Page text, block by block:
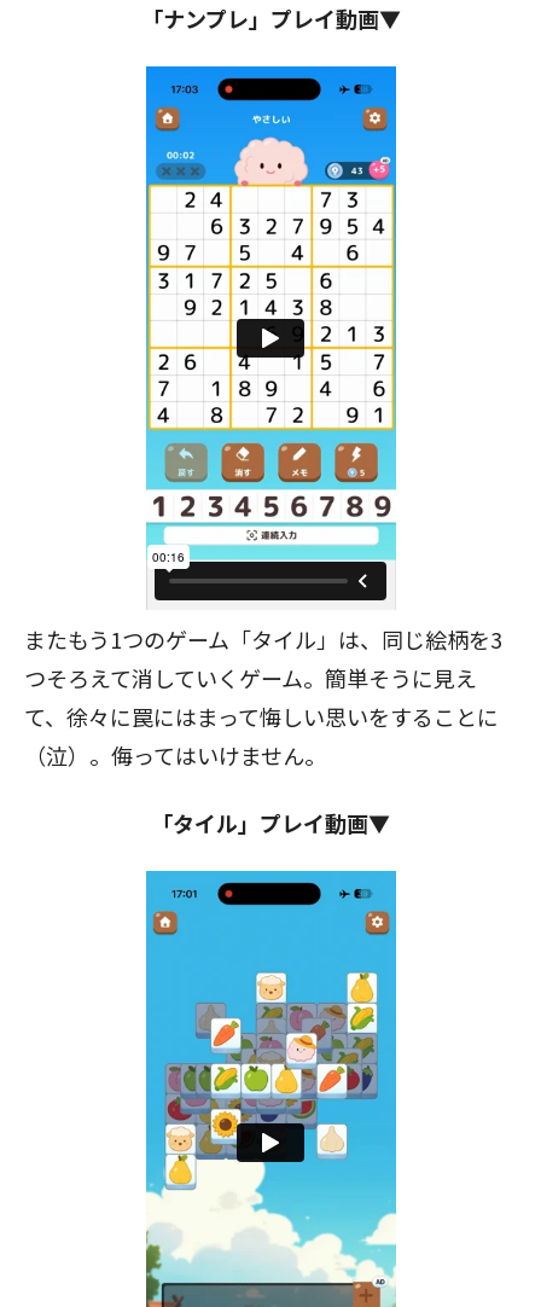
「ナンプレ」プレイ動画▼
またもう1つのゲーム「タイル」は、同じ絵柄を3
つそろえて消していくゲーム。簡単そうに見え
て、徐々に罠にはまって悔しい思いをすることに
（泣）。侮ってはいけません。
「タイル」プレイ動画▼